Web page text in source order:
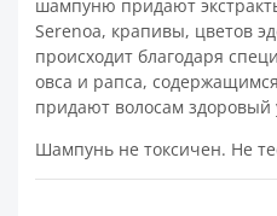
шампуню придают
Serenoa, крапивы, цветов
происходит благодаря
овса и рапса,
придают волосам
Шампунь не токсичен. Не